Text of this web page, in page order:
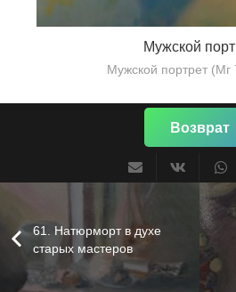
Мужской
Мужской портрет (Мг
Возврат
61. Натюрморт в духе
старых мастеров